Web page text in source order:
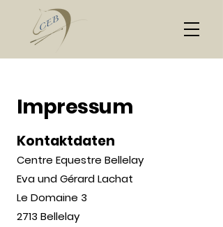
Impressum
Kontaktdaten
Centre Equestre Bellelay
Eva und Gérard Lachat
Le Domaine 3
2713 Bellelay